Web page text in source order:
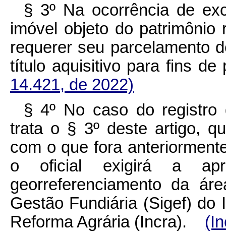
§ 3º Na ocorrência de
imóvel objeto do
requerer seu parcelamento
título aquisitivo para fins
14.421, de 2022)
§ 4º No caso do registro
trata o § 3º deste artigo,
com o que fora
o oficial exigirá a
georreferenciamento da
Gestão Fundiária (Sigef) do
Reforma Agrária (Incra).